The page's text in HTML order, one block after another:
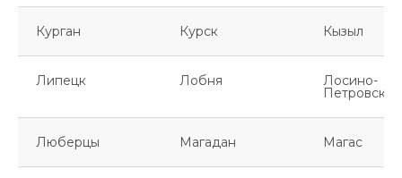
Курган Курск Кызыл
Липецк Лобня Лосино-
Петровский
Люберцы Магадан Магас